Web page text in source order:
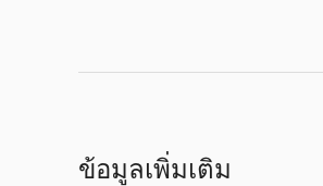
ข้อมูลเพิ่มเติม